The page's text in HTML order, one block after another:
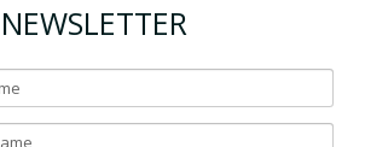
NEWSLETTER